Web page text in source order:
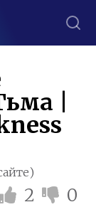
|
2 0